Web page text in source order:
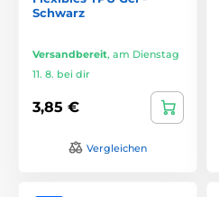
Schwarz
Versandbereit, am Dienstag
11. 8. bei dir
3,85 €
Vergleichen